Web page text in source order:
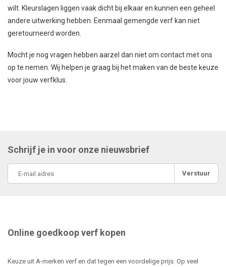
wilt. Kleurslagen liggen vaak dicht bij elkaar en kunnen een geheel
andere uitwerking hebben. Eenmaal gemengde verf kan niet
geretourneerd worden.
Mocht je nog vragen hebben aarzel dan niet om contact met ons
op te nemen. Wij helpen je graag bij het maken van de beste keuze
voor jouw verfklus.
Schrijf je in voor onze nieuwsbrief
Verstuur
Online goedkoop verf kopen
Keuze uit A-merken verf en dat tegen een voordelige prijs. Op veel